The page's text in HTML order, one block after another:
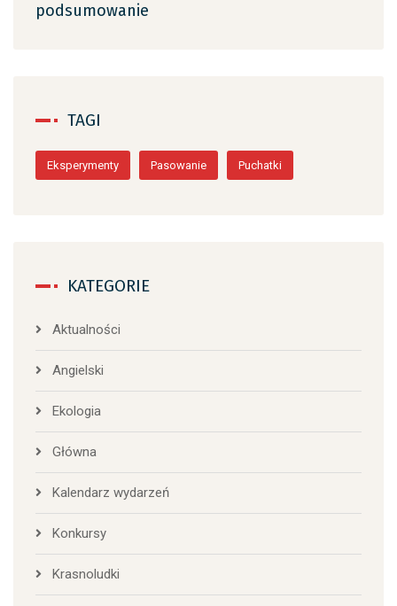
podsumowanie
TAGI
Eksperymenty Pasowanie Puchatki
KATEGORIE
Aktualności
Angielski
Ekologia
Główna
Kalendarz wydarzeń
Konkursy
Krasnoludki